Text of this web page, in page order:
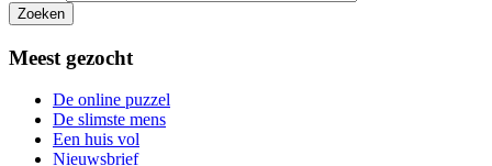
Zoeken
Meest gezocht
De online puzzel
De slimste mens
Een huis vol
Nieuwsbrief